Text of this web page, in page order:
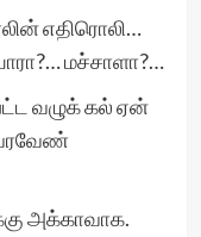
எதிரொலி…
மச்சாளா?…
வழுக் கல் ஏன்
அக்காவாக.